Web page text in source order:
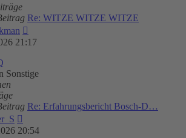
Re: WITZE WITZE WITZE
Beitrag
21:17
Sonstige
Re: Erfahrungsbericht Bosch-D…
Beitrag
20:54